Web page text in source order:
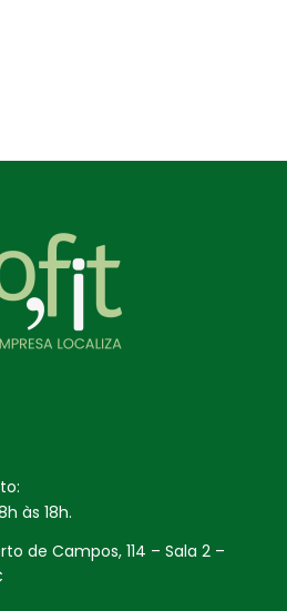
às 18h.
de Campos, 114 – Sala 2 –